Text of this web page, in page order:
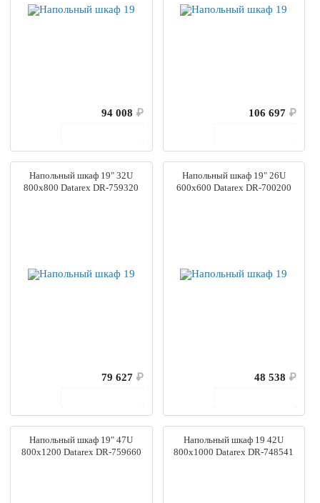
94 008 ₽
106 697 ₽
Напольный шкаф 19" 32U
800х800 Datarex DR-759320
79 627 ₽
Напольный шкаф 19" 26U
600х600 Datarex DR-700200
48 538 ₽
Напольный шкаф 19" 47U
800х1200 Datarex DR-759660
Напольный шкаф 19 42U
800х1000 Datarex DR-748541